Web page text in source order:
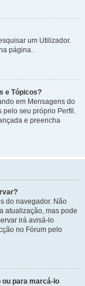
um Utilizador.
página.
e Tópicos?
em Mensagens do
pelo seu próprio Perfil.
e preencha
do navegador. Não
atualização, mas pode
irá avisá-lo
no Fórum pelo
para marcá-lo